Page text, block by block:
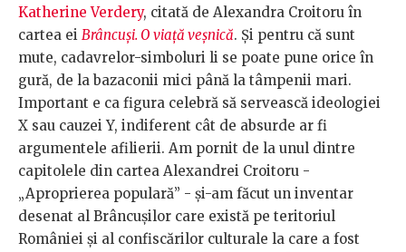
Katherine Verdery, citată de Alexandra Croitoru în
cartea ei Brâncuși. O viață veșnică. Și pentru că sunt
mute, cadavrelor-simboluri li se poate pune orice în
gură, de la bazaconii mici până la tâmpenii mari.
Important e ca figura celebră să servească ideologiei
X sau cauzei Y, indiferent cât de absurde ar fi
argumentele afilierii. Am pornit de la unul dintre
capitolele din cartea Alexandrei Croitoru -
„Aproprierea populară” - și-am făcut un inventar
desenat al Brâncușilor care există pe teritoriul
României și al confiscărilor culturale la care a fost